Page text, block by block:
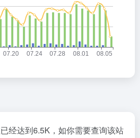
经达到6.5K，如你需要查询该站